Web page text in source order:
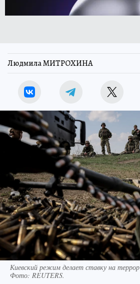
Людмила МИТРОХИНА
Киевский режим делает ставку на террор
Фото: REUTERS.